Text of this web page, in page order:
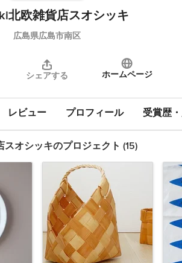
北欧雑貨店スオシッキ
広島県広島市南区
シェアする ホームページ
レビュー プロフィール 受賞歴
オシッキのプロジェクト (15)